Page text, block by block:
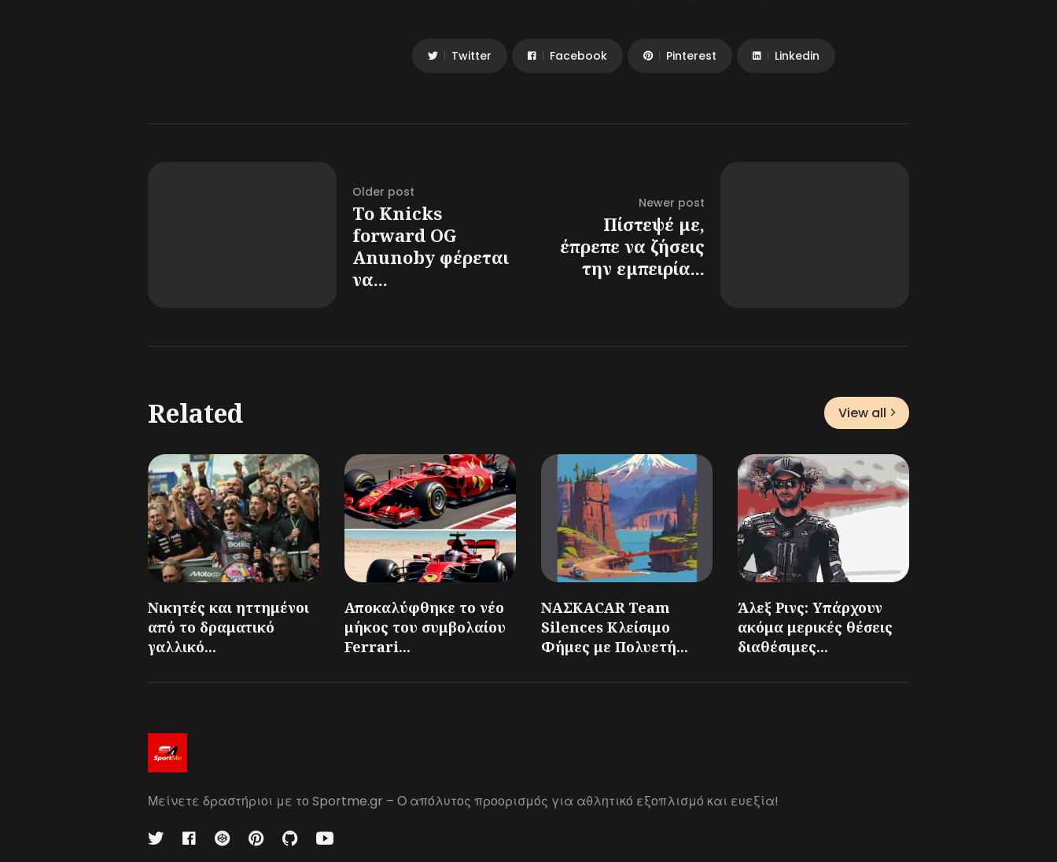
Twitter Facebook Pinterest Linkedin
Older post
Το Knicks
forward OG
Anunoby φέρεται
να...
Newer post
Πίστεψέ με,
έπρεπε να ζήσεις
την εμπειρία...
Related View all
Νικητές και ηττημένοι
από το δραματικό
γαλλικό...
Αποκαλύφθηκε το νέο
μήκος του συμβολαίου
Ferrari...
ΝΑΣΚΑCAR Team
Silences Κλείσιμο
Φήμες με Πολυετή...
Άλεξ Ρινς: Υπάρχουν
ακόμα μερικές θέσεις
διαθέσιμες...
Μείνετε δραστήριοι με το Sportme.gr – Ο απόλυτος προορισμός για αθλητικό εξοπλισμό και ευεξία!